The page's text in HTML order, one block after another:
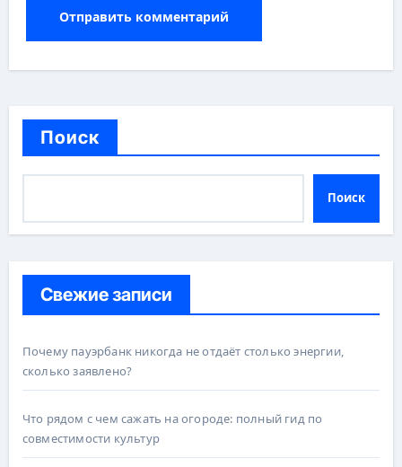
Поиск
Поиск
Свежие записи
Почему пауэрбанк никогда не отдаёт столько энергии,
сколько заявлено?
Что рядом с чем сажать на огороде: полный гид по
совместимости культур